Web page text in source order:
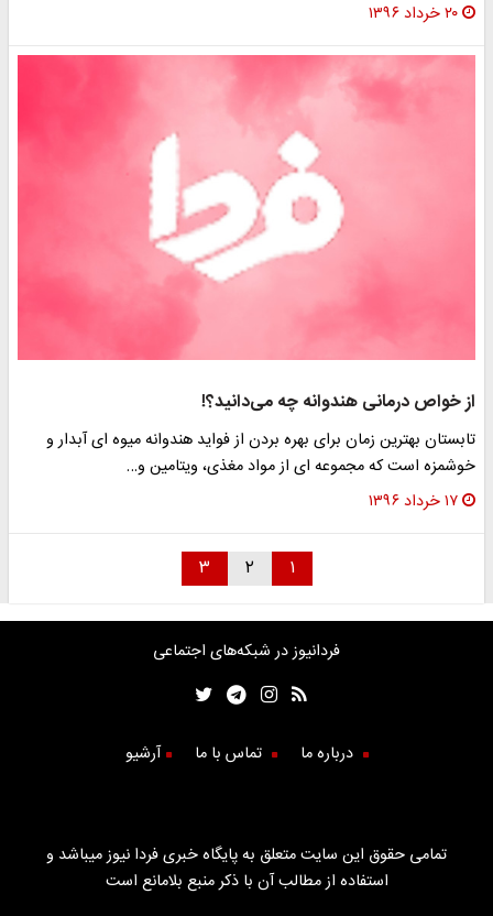
۲۰ خرداد ۱۳۹۶
از خواص درمانی هندوانه چه می‌دانید؟!
تابستان بهترین زمان برای بهره بردن از فواید هندوانه میوه ای آبدار و
خوشمزه است که مجموعه ای از مواد مغذی، ویتامین و…
۱۷ خرداد ۱۳۹۶
۱ ۲ ۳
فردانیوز در شبکه‌های اجتماعی
درباره ما تماس با ما آرشیو
تمامی حقوق این سایت متعلق به پایگاه خبری فردا نیوز میباشد و
استفاده از مطالب آن با ذکر منبع بلامانع است